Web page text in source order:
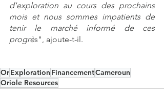
d'exploration au cours des prochains
mois et nous sommes impatients de
tenir le marché informé de ces
progrès", ajoute-t-il.
OrExploration FinancementCameroun
Oriole Resources